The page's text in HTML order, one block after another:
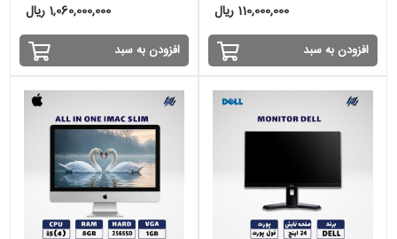
110,000,000 ریال
افزودن به سبد
1,060,000,000 ریال
افزودن به سبد